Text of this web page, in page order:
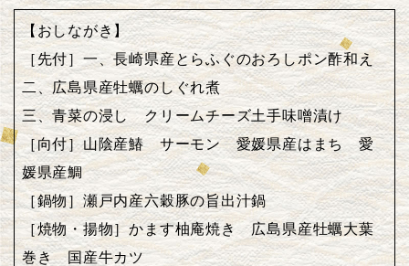
【おしながき】
［先付］一、長崎県産とらふぐのおろしポン酢和え
二、広島県産牡蠣のしぐれ煮
三、青菜の浸し クリームチーズ土手味噌漬け
［向付］山陰産鰆 サーモン 愛媛県産はまち 愛
媛県産鯛
［鍋物］瀬戸内産六穀豚の旨出汁鍋
［焼物・揚物］かます柚庵焼き 広島県産牡蠣大葉
巻き 国産牛カツ